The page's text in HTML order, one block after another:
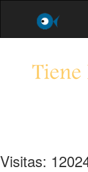
Visitas: